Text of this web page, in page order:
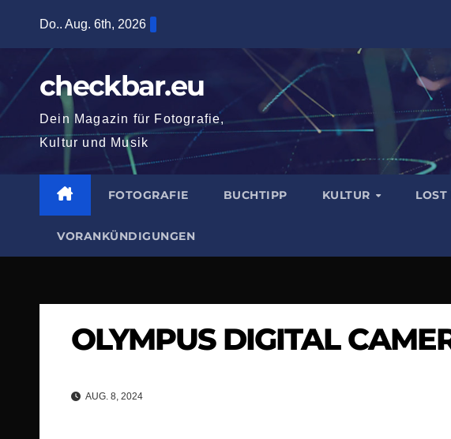
springen
Do.. Aug. 6th, 2026
checkbar.eu
Dein Magazin für Fotografie,
Kultur und Musik
FOTOGRAFIE BUCHTIPP KULTUR LOST
VORANKÜNDIGUNGEN
OLYMPUS DIGITAL
AUG. 8, 2024